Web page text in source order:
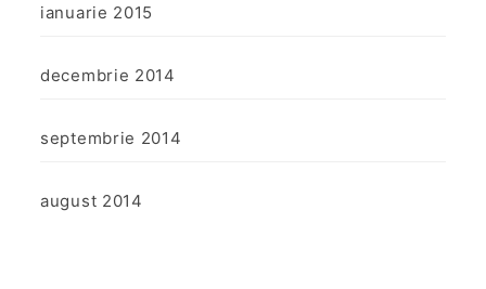
ianuarie 2015
decembrie 2014
septembrie 2014
august 2014